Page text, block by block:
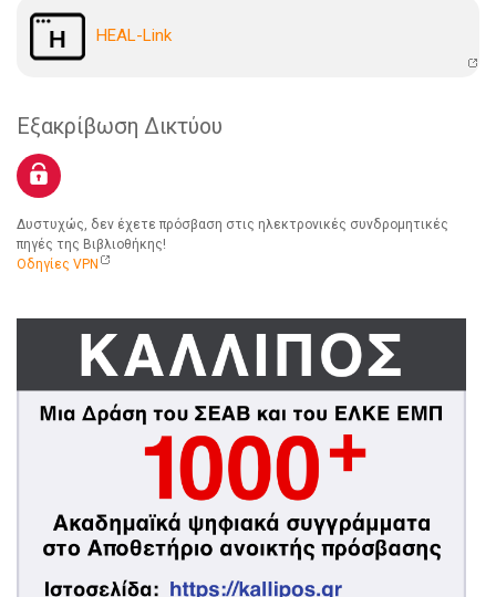
HEAL-Link
Εξακρίβωση Δικτύου
Δυστυχώς, δεν έχετε πρόσβαση στις ηλεκτρονικές συνδρομητικές
πηγές της Βιβλιοθήκης!
Οδηγίες VPN